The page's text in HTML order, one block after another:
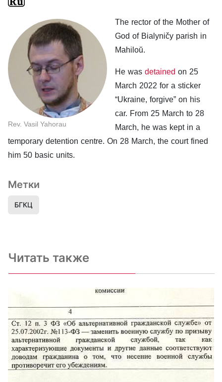
Rev. Vasil Yahorau
The rector of the Mother of
God of Bialyničy parish in
Mahiloŭ.
He was detained on 25
March 2022 for a sticker
“Ukraine, forgive” on his
car. From 25 March to 28
March, he was kept in a
temporary detention centre. On 28 March, the court fined
him 50 basic units.
Метки
БГКЦ
Читать также